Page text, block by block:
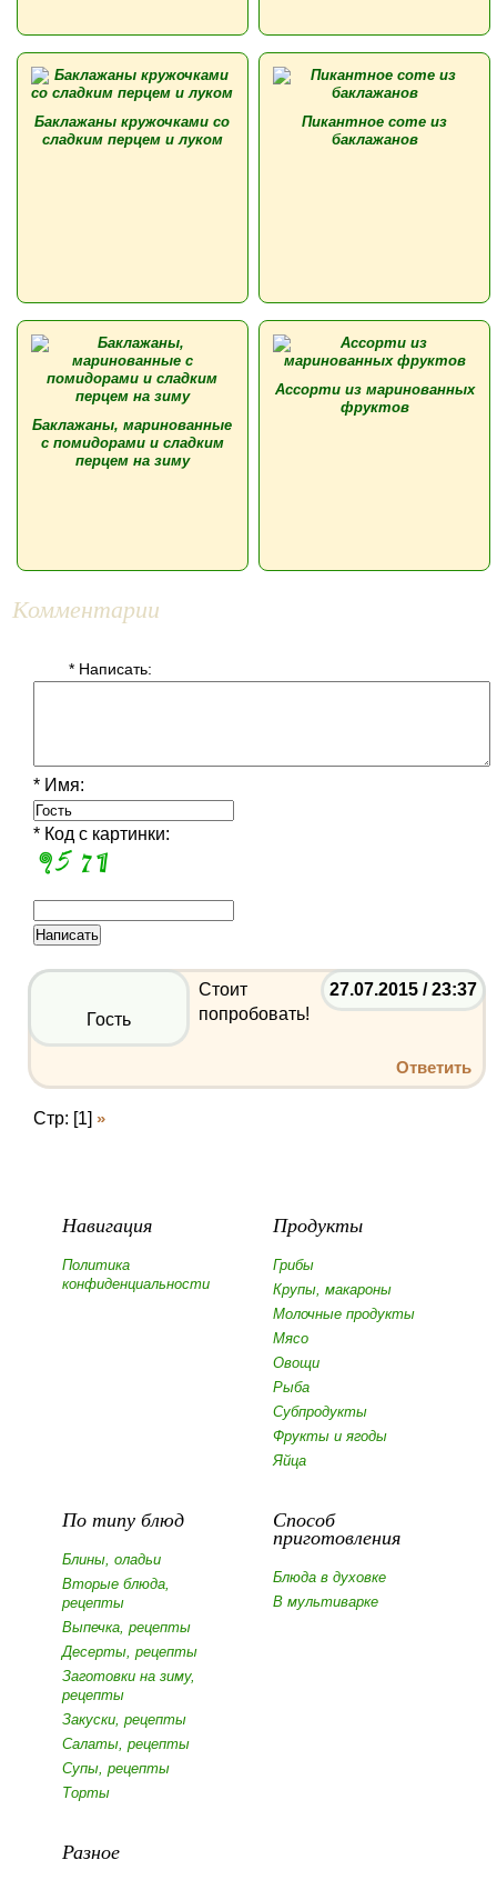
Баклажаны кружочками со
сладким перцем и луком
Пикантное соте из
баклажанов
Баклажаны, маринованные
с помидорами и сладким
перцем на зиму
Ассорти из маринованных
фруктов
Комментарии
* Написать:
* Имя:
* Код с картинки:
27.07.2015 / 23:37
Гость
Стоит
попробовать!
Ответить
Стр: [1] »
Навигация
Политика
конфиденциальности
Продукты
Грибы
Крупы, макароны
Молочные продукты
Мясо
Овощи
Рыба
Субпродукты
Фрукты и ягоды
Яйца
По типу блюд
Блины, оладьи
Вторые блюда,
рецепты
Выпечка, рецепты
Десерты, рецепты
Заготовки на зиму,
рецепты
Закуски, рецепты
Салаты, рецепты
Супы, рецепты
Торты
Способ
приготовления
Блюда в духовке
В мультиварке
Разное